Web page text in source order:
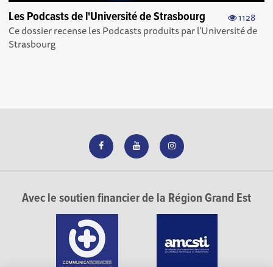
1128
Les Podcasts de l'Université de Strasbourg
Ce dossier recense les Podcasts produits par l'Université de
Strasbourg
Avec le soutien financier de la Région Grand Est